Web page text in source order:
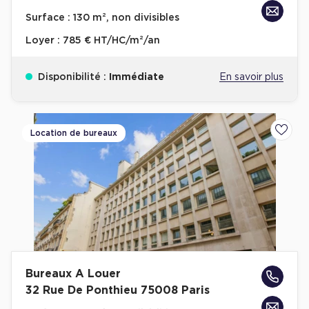
Achat de Bureaux à Rennes
Collections de Bureaux
Immeuble de bureaux avec services
Location bureaux Bellecour - Cordeliers (Lyon)
Haussmanniens
Location d'Entrepôts / Activités
Location d'Entrepôts / Activités à Aix-en-Provence
Surface : 130 m², non divisibles
Loyer : 785 € HT/HC/m²/an
Disponibilité : Immédiate En savoir plus
Location de bureaux
Bureaux A Louer
32 Rue De Ponthieu 75008 Paris